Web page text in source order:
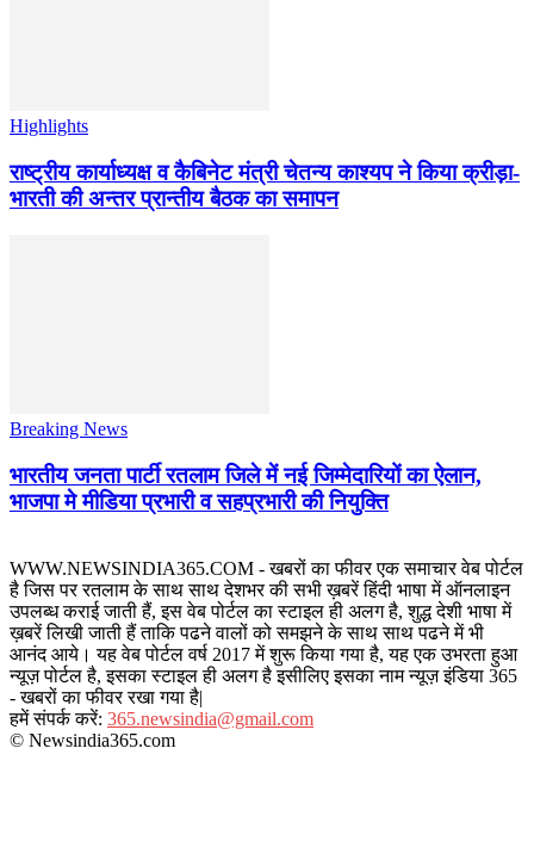
Highlights
राष्ट्रीय कार्याध्यक्ष व कैबिनेट मंत्री चेतन्य काश्यप ने किया क्रीड़ा-
भारती की अन्तर प्रान्तीय बैठक का समापन
Breaking News
भारतीय जनता पार्टी रतलाम जिले में नई जिम्मेदारियों का ऐलान,
भाजपा मे मीडिया प्रभारी व सहप्रभारी की नियुक्ति
WWW.NEWSINDIA365.COM - खबरों का फीवर एक समाचार वेब पोर्टल
है जिस पर रतलाम के साथ साथ देशभर की सभी ख़बरें हिंदी भाषा में ऑनलाइन
उपलब्ध कराई जाती हैं, इस वेब पोर्टल का स्टाइल ही अलग है, शुद्ध देशी भाषा में
ख़बरें लिखी जाती हैं ताकि पढने वालों को समझने के साथ साथ पढने में भी
आनंद आये। यह वेब पोर्टल वर्ष 2017 में शुरू किया गया है, यह एक उभरता हुआ
न्यूज़ पोर्टल है, इसका स्टाइल ही अलग है इसीलिए इसका नाम न्यूज़ इंडिया 365
- खबरों का फीवर रखा गया है|
हमें संपर्क करें: 365.newsindia@gmail.com
© Newsindia365.com